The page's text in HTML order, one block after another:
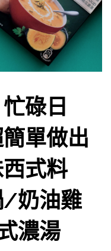
碌日
單做出
式料
/奶油雞
濃湯